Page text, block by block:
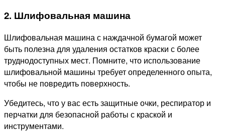
2. Шлифовальная машина
Шлифовальная машина с наждачной бумагой может
быть полезна для удаления остатков краски с более
труднодоступных мест. Помните, что использование
шлифовальной машины требует определенного опыта,
чтобы не повредить поверхность.
Убедитесь, что у вас есть защитные очки, респиратор и
перчатки для безопасной работы с краской и
инструментами.